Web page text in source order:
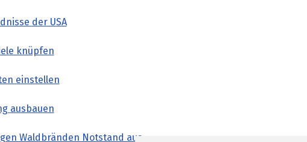
der USA
knüpfen
einstellen
ausbauen
Waldbränden Notstand aus